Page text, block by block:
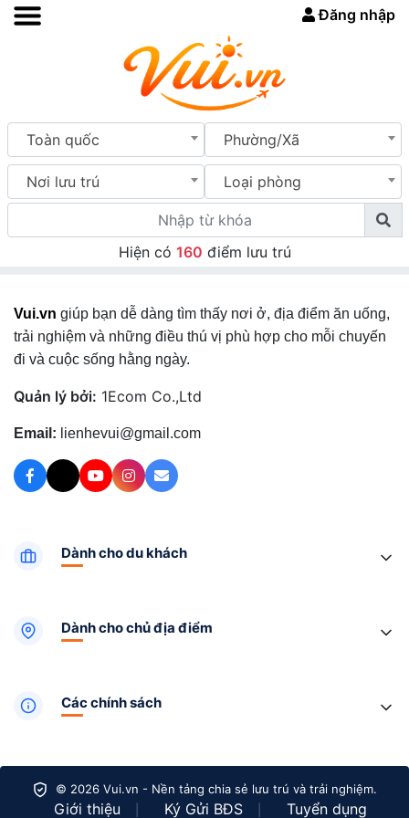
Đăng nhập
Toàn quốc Phường/Xã
Nơi lưu trú Loại phòng
Hiện có 160 điểm lưu trú
Vui.vn giúp bạn dễ dàng tìm thấy nơi ở, địa điểm ăn uống,
trải nghiệm và những điều thú vị phù hợp cho mỗi chuyến
đi và cuộc sống hằng ngày.
Quản lý bởi: 1Ecom Co.,Ltd
Email: lienhevui@gmail.com
Dành cho du khách
Dành cho chủ địa điểm
Các chính sách
© 2026 Vui.vn - Nền tảng chia sẻ lưu trú và trải nghiệm.
Giới thiệu Ký Gửi BĐS Tuyển dụng